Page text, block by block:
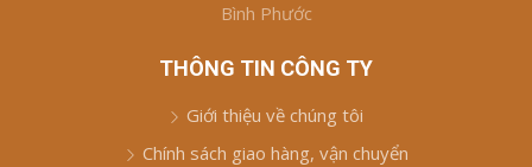
Bình Phước
THÔNG TIN CÔNG TY
Giới thiệu về chúng tôi
Chính sách giao hàng, vận chuyển